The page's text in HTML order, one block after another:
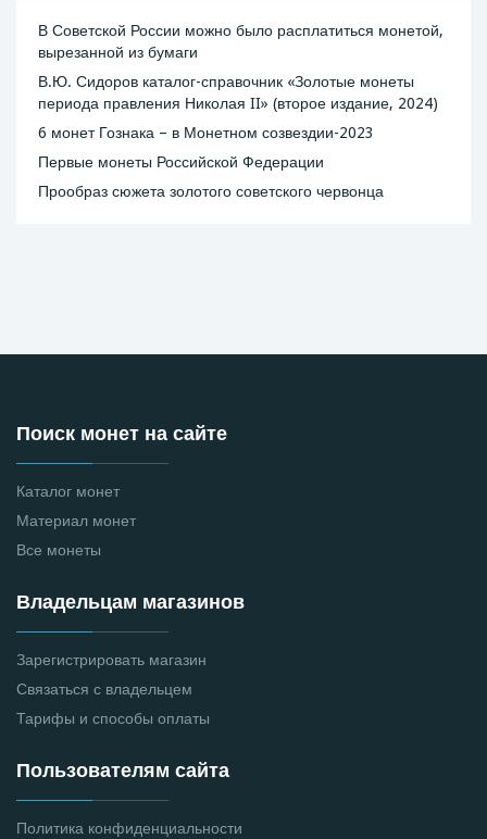
В Советской России можно было расплатиться монетой,
вырезанной из бумаги
В.Ю. Сидоров каталог-справочник «Золотые монеты
периода правления Николая II» (второе издание, 2024)
6 монет Гознака – в Монетном созвездии-2023
Первые монеты Российской Федерации
Прообраз сюжета золотого советского червонца
Поиск монет на сайте
Каталог монет
Материал монет
Все монеты
Владельцам магазинов
Зарегистрировать магазин
Связаться с владельцем
Тарифы и способы оплаты
Пользователям сайта
Политика конфиденциальности